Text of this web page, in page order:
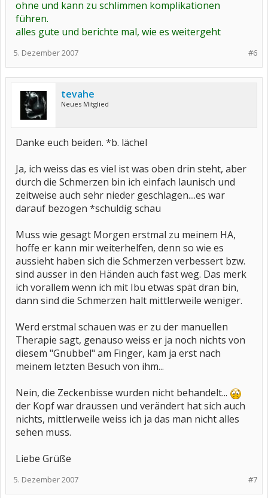
ohne und kann zu schlimmen komplikationen
führen.
alles gute und berichte mal, wie es weitergeht
#6
5. Dezember 2007
tevahe
Neues Mitglied
Danke euch beiden. *b. lächel
Ja, ich weiss das es viel ist was oben drin steht, aber
durch die Schmerzen bin ich einfach launisch und
zeitweise auch sehr nieder geschlagen....es war
darauf bezogen *schuldig schau
Muss wie gesagt Morgen erstmal zu meinem HA,
hoffe er kann mir weiterhelfen, denn so wie es
aussieht haben sich die Schmerzen verbessert bzw.
sind ausser in den Händen auch fast weg. Das merk
ich vorallem wenn ich mit Ibu etwas spät dran bin,
dann sind die Schmerzen halt mittlerweile weniger.
Werd erstmal schauen was er zu der manuellen
Therapie sagt, genauso weiss er ja noch nichts von
diesem "Gnubbel" am Finger, kam ja erst nach
meinem letzten Besuch von ihm...
Nein, die Zeckenbisse wurden nicht behandelt...
der Kopf war draussen und verändert hat sich auch
nichts, mittlerweile weiss ich ja das man nicht alles
sehen muss.
Liebe Grüße
#7
5. Dezember 2007